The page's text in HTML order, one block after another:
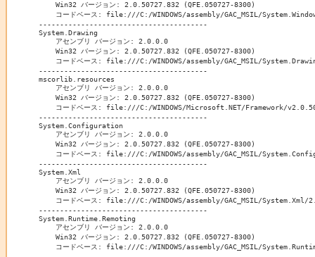
    Win32 バージョン: 2.0.50727.832 (QFE.050727-8300)
コードベース: file:///C:/WINDOWS/assembly/GAC_MSIL/
----------------------------------------
System.Drawing
    アセンブリ バージョン: 2.0.0.0
    Win32 バージョン: 2.0.50727.832 (QFE.050727-8300)
コードベース: file:///C:/WINDOWS/assembly/GAC_MSIL/
----------------------------------------
mscorlib.resources
    アセンブリ バージョン: 2.0.0.0
    Win32 バージョン: 2.0.50727.832 (QFE.050727-8300)
コードベース: file:///C:/WINDOWS/Microsoft.NET/Framework/
----------------------------------------
System.Configuration
    アセンブリ バージョン: 2.0.0.0
    Win32 バージョン: 2.0.50727.832 (QFE.050727-8300)
コードベース: file:///C:/WINDOWS/assembly/GAC_MSIL/
----------------------------------------
System.Xml
    アセンブリ バージョン: 2.0.0.0
    Win32 バージョン: 2.0.50727.832 (QFE.050727-8300)
コードベース: file:///C:/WINDOWS/assembly/GAC_MSIL/
----------------------------------------
System.Runtime.Remoting
    アセンブリ バージョン: 2.0.0.0
    Win32 バージョン: 2.0.50727.832 (QFE.050727-8300)
コードベース: file:///C:/WINDOWS/assembly/GAC_MSIL/